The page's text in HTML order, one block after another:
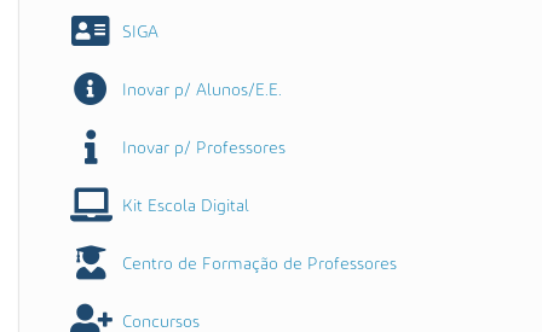
SIGA
Inovar p/ Alunos/E.E.
Inovar p/ Professores
Kit Escola Digital
Centro de Formação de Professores
Concursos